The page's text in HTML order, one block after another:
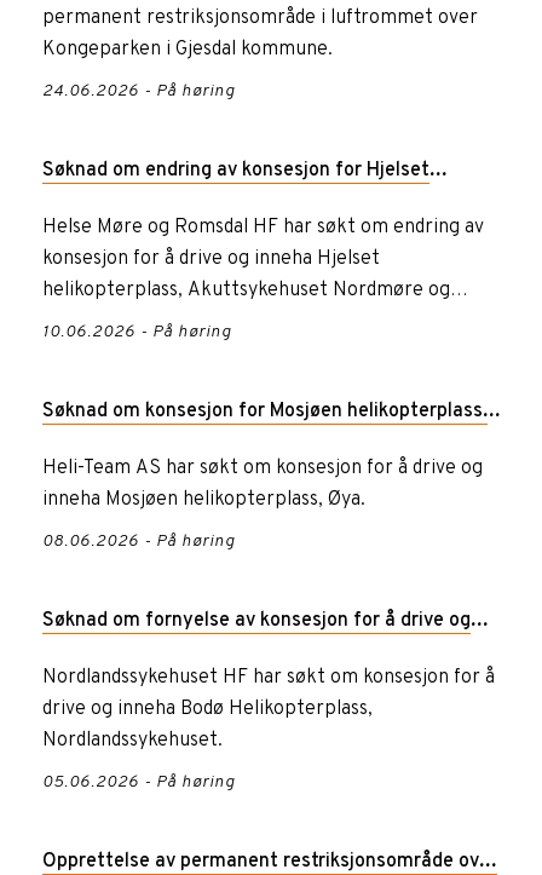
permanent restriksjonsområde i luftrommet over
Kongeparken i Gjesdal kommune.
24.06.2026 - På høring
Søknad om endring av konsesjon for Hjelset
helikopterplass, Akuttsykehuset Nordmøre og
Romsdal
Helse Møre og Romsdal HF har søkt om endring av
konsesjon for å drive og inneha Hjelset
helikopterplass, Akuttsykehuset Nordmøre og
Romsdal.
10.06.2026 - På høring
Søknad om konsesjon for Mosjøen helikopterplass,
Øya
Heli-Team AS har søkt om konsesjon for å drive og
inneha Mosjøen helikopterplass, Øya.
08.06.2026 - På høring
Søknad om fornyelse av konsesjon for å drive og
inneha Bodø Helikopterplass, Nordlandssykehuset
Nordlandssykehuset HF har søkt om konsesjon for å
drive og inneha Bodø Helikopterplass,
Nordlandssykehuset.
05.06.2026 - På høring
Opprettelse av permanent restriksjonsområde over